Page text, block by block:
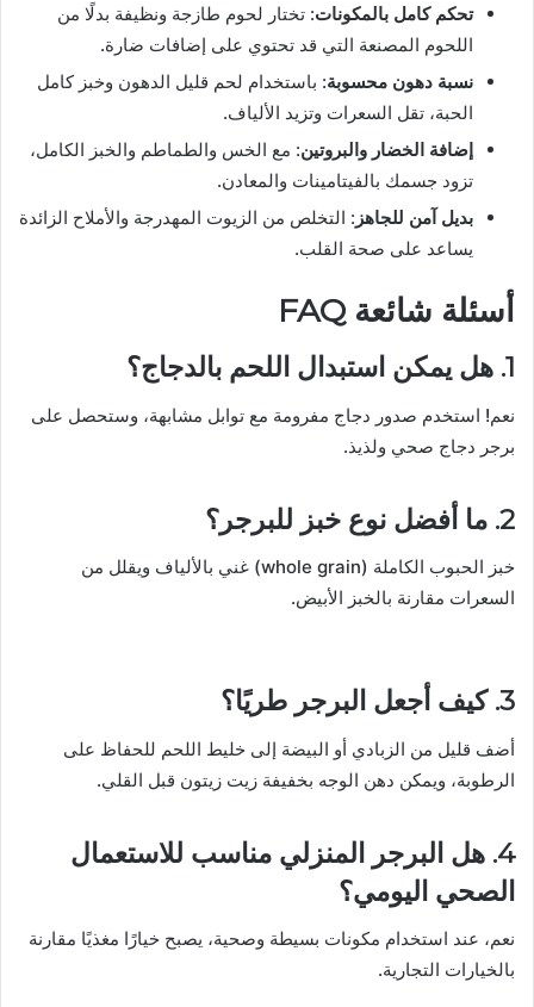
تحكم كامل بالمكونات: تختار لحوم طازجة ونظيفة بدلًا من
اللحوم المصنعة التي قد تحتوي على إضافات ضارة.
نسبة دهون محسوبة: باستخدام لحم قليل الدهون وخبز كامل
الحبة، تقل السعرات وتزيد الألياف.
إضافة الخضار والبروتين: مع الخس والطماطم والخبز الكامل،
تزود جسمك بالفيتامينات والمعادن.
بديل آمن للجاهز : التخلص من الزيوت المهدرجة والأملاح الزائدة
يساعد على صحة القلب.
أسئلة شائعة FAQ
1. هل يمكن استبدال اللحم بالدجاج؟
نعم! استخدم صدور دجاج مفرومة مع توابل مشابهة، وستحصل على
برجر دجاج صحي ولذيذ.
2. ما أفضل نوع خبز للبرجر؟
خبز الحبوب الكاملة (whole grain) غني بالألياف ويقلل من
السعرات مقارنة بالخبز الأبيض.
3. كيف أجعل البرجر طريًا؟
أضف قليل من الزبادي أو البيضة إلى خليط اللحم للحفاظ على
الرطوبة، ويمكن دهن الوجه بخفيفة زيت زيتون قبل القلي.
4. هل البرجر المنزلي مناسب للاستعمال
الصحي اليومي؟
نعم، عند استخدام مكونات بسيطة وصحية، يصبح خيارًا مغذيًا مقارنة
بالخيارات التجارية.